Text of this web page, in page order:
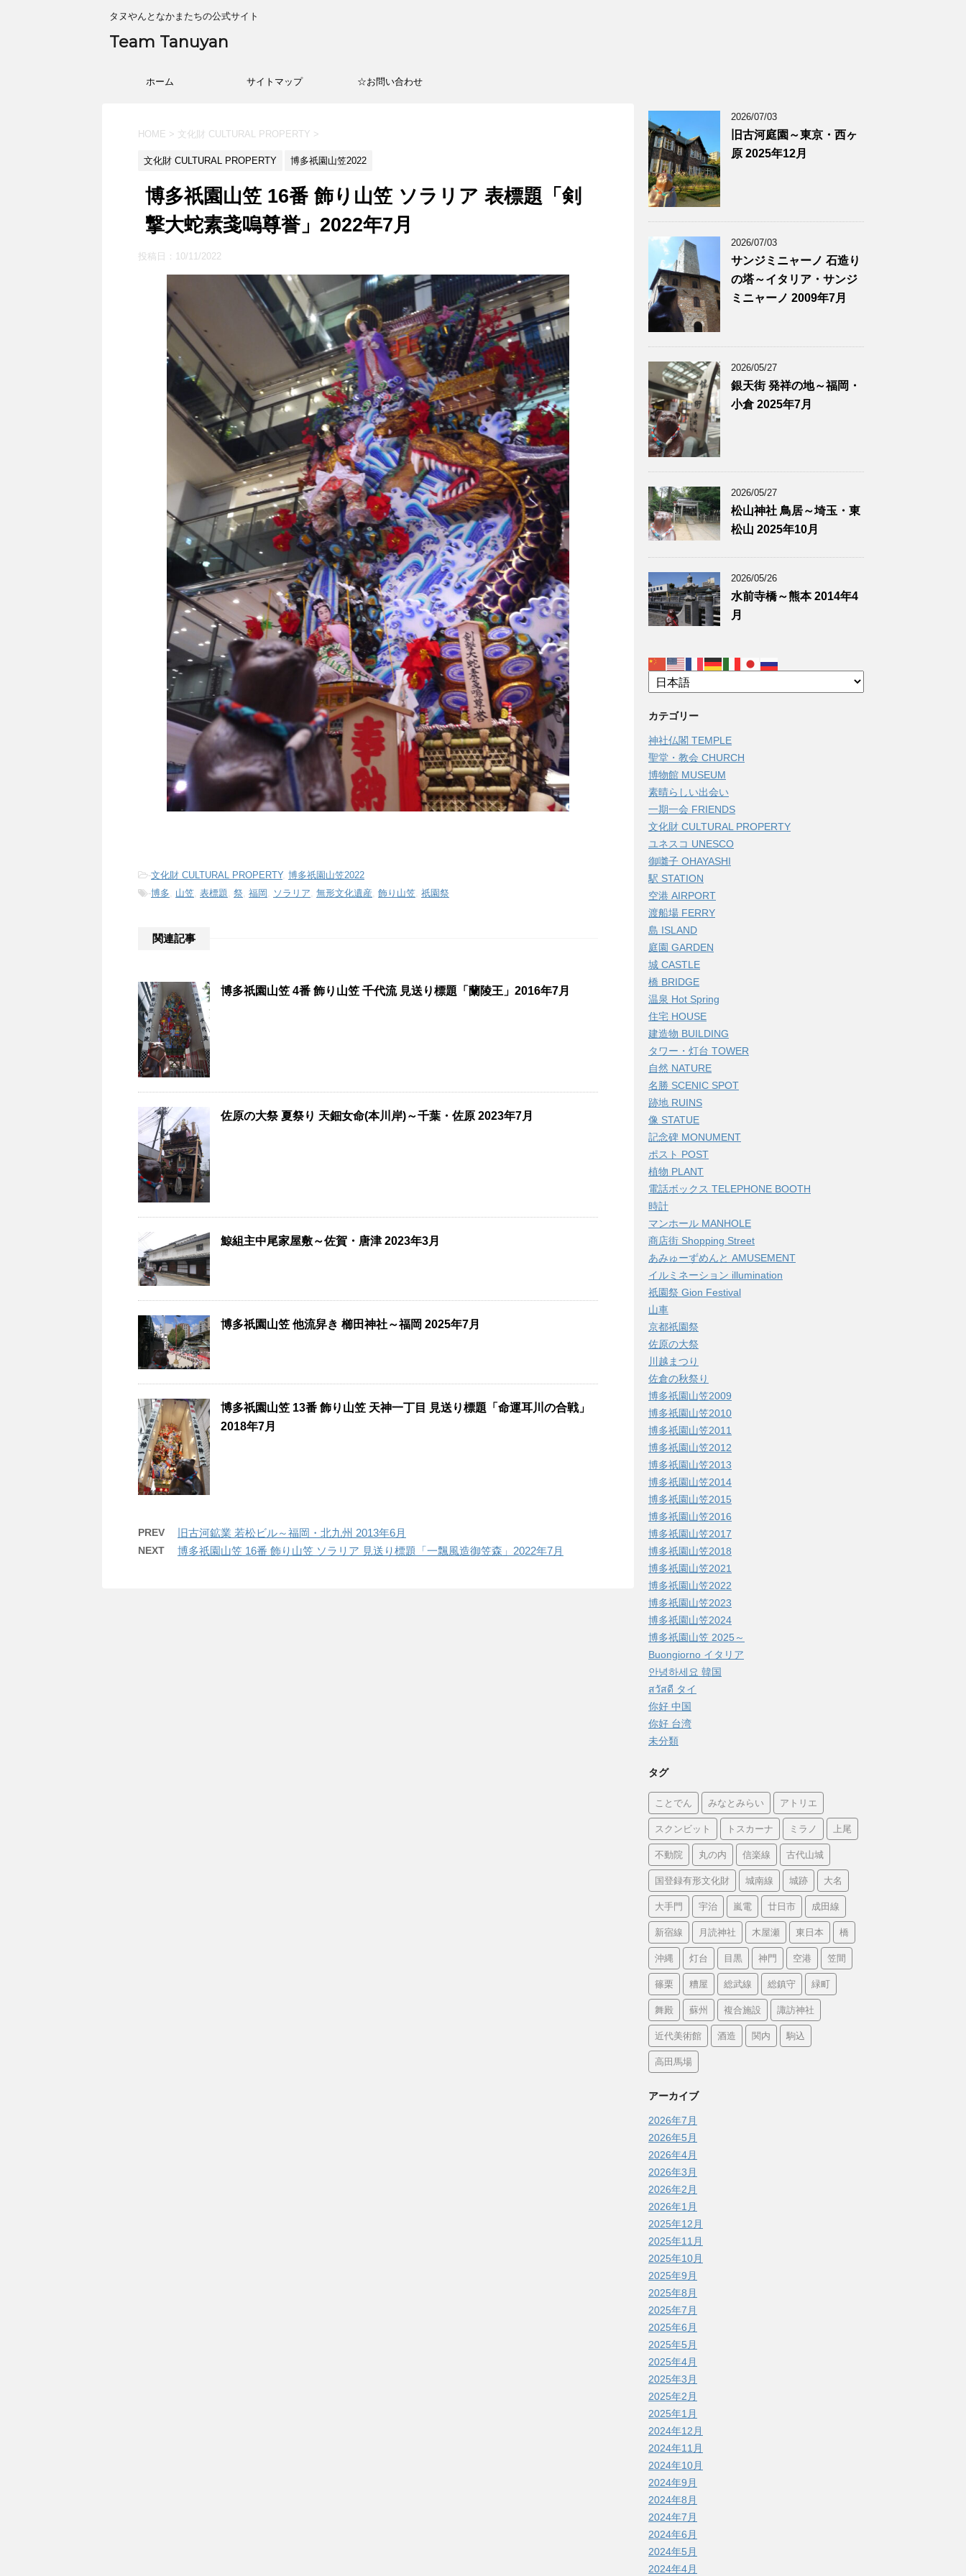
タヌやんとなかまたちの公式サイト
Team Tanuyan
ホーム サイトマップ ☆お問い合わせ
HOME > 文化財 CULTURAL PROPERTY >
文化財 CULTURAL PROPERTY 博多祇園山笠2022
博多祇園山笠 16番 飾り山笠 ソラリア 表標題「剣
撃大蛇素戔嗚尊誉」2022年7月
投稿日： 10/11/2022
-文化財 CULTURAL PROPERTY, 博多祇園山笠2022
-博多 山笠 表標題 祭 福岡 ソラリア 無形文化遺産 飾り山笠 祇園祭
関連記事
博多祇園山笠 4番 飾り山笠 千代流 見送り標題「蘭陵王」2016年7月
佐原の大祭 夏祭り 天鈿女命(本川岸)～千葉・佐原 2023年7月
鯨組主中尾家屋敷～佐賀・唐津 2023年3月
博多祇園山笠 他流舁き 櫛田神社～福岡 2025年7月
博多祇園山笠 13番 飾り山笠 天神一丁目 見送り標題「命運耳川の合戦」
2018年7月
PREV 旧古河鉱業 若松ビル～福岡・北九州 2013年6月
NEXT 博多祇園山笠 16番 飾り山笠 ソラリア 見送り標題「一飄風造御笠森」2022年7月
2026/07/03
旧古河庭園～東京・西ヶ
原 2025年12月
2026/07/03
サンジミニャーノ 石造り
の塔～イタリア・サンジ
ミニャーノ 2009年7月
2026/05/27
銀天街 発祥の地～福岡・
小倉 2025年7月
2026/05/27
松山神社 鳥居～埼玉・東
松山 2025年10月
2026/05/26
水前寺橋～熊本 2014年4
月
カテゴリー
神社仏閣 TEMPLE
聖堂・教会 CHURCH
博物館 MUSEUM
素晴らしい出会い
一期一会 FRIENDS
文化財 CULTURAL PROPERTY
ユネスコ UNESCO
御囃子 OHAYASHI
駅 STATION
空港 AIRPORT
渡船場 FERRY
島 ISLAND
庭園 GARDEN
城 CASTLE
橋 BRIDGE
温泉 Hot Spring
住宅 HOUSE
建造物 BUILDING
タワー・灯台 TOWER
自然 NATURE
名勝 SCENIC SPOT
跡地 RUINS
像 STATUE
記念碑 MONUMENT
ポスト POST
植物 PLANT
電話ボックス TELEPHONE BOOTH
時計
マンホール MANHOLE
商店街 Shopping Street
あみゅーずめんと AMUSEMENT
イルミネーション illumination
祇園祭 Gion Festival
山車
京都祇園祭
佐原の大祭
川越まつり
佐倉の秋祭り
博多祇園山笠2009
博多祇園山笠2010
博多祇園山笠2011
博多祇園山笠2012
博多祇園山笠2013
博多祇園山笠2014
博多祇園山笠2015
博多祇園山笠2016
博多祇園山笠2017
博多祇園山笠2018
博多祇園山笠2021
博多祇園山笠2022
博多祇園山笠2023
博多祇園山笠2024
博多祇園山笠 2025～
Buongiorno イタリア
안녕하세요 韓国
สวัสดี タイ
你好 中国
你好 台湾
未分類
タグ
ことでん みなとみらい アトリエ
スクンビット トスカーナ ミラノ 上尾
不動院 丸の内 信楽線 古代山城
国登録有形文化財 城南線 城跡 大名
大手門 宇治 嵐電 廿日市 成田線
新宿線 月読神社 木屋瀬 東日本 橋
沖縄 灯台 目黒 神門 空港 笠間
篠栗 糟屋 総武線 総鎮守 緑町
舞殿 蘇州 複合施設 諏訪神社
近代美術館 酒造 関内 駒込
高田馬場
アーカイブ
2026年7月
2026年5月
2026年4月
2026年3月
2026年2月
2026年1月
2025年12月
2025年11月
2025年10月
2025年9月
2025年8月
2025年7月
2025年6月
2025年5月
2025年4月
2025年3月
2025年2月
2025年1月
2024年12月
2024年11月
2024年10月
2024年9月
2024年8月
2024年7月
2024年6月
2024年5月
2024年4月